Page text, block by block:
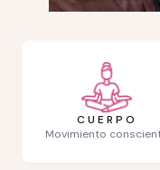
CUERPO
Movimiento